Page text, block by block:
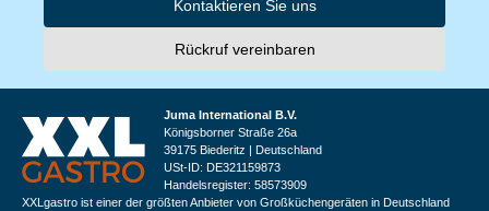
Kontaktieren Sie uns
Rückruf vereinbaren
Juma International B.V.
Königsborner Straße 26a
39175 Biederitz | Deutschland
USt-ID: DE321159873
Handelsregister: 58573909
XXLgastro ist einer der größten Anbieter von Großküchengeräten in Deutschland